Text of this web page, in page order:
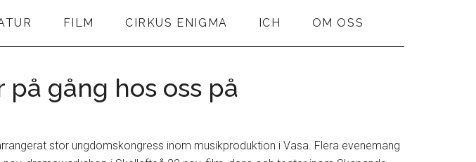
FILM CIRKUS ENIGMA ICH OM OSS
gång hos oss på
stor ungdomskongress inom musikproduktion i Vasa. Flera evenemang